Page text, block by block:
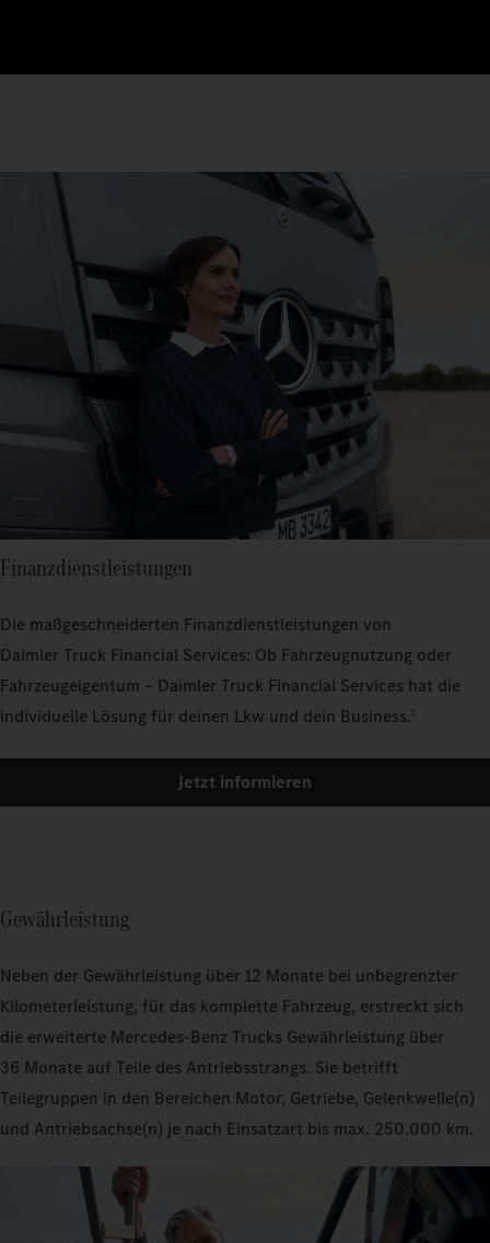
Finanzdienstleistungen
Die maßgeschneiderten Finanzdienstleistungen von
Daimler Truck Financial Services: Ob Fahrzeugnutzung oder
Fahrzeugeigentum – Daimler Truck Financial Services hat die
individuelle Lösung für deinen Lkw und dein Business.1
Jetzt informieren
Gewährleistung
Neben der Gewährleistung über 12 Monate bei unbegrenzter
Kilometerleistung, für das komplette Fahrzeug, erstreckt sich
die erweiterte Mercedes‑Benz Trucks Gewährleistung über
36 Monate auf Teile des Antriebsstrangs. Sie betrifft
Teilegruppen in den Bereichen Motor, Getriebe, Gelenkwelle(n)
und Antriebsachse(n) je nach Einsatzart bis max. 250.000 km.